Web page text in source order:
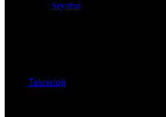
Seyahat
Teknoloji